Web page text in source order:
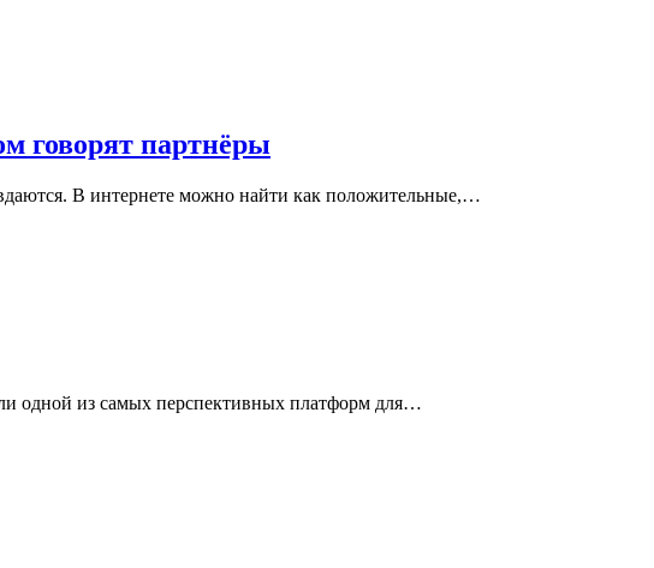
говорят партнёры
В интернете можно найти как положительные,…
одной из самых перспективных платформ для…